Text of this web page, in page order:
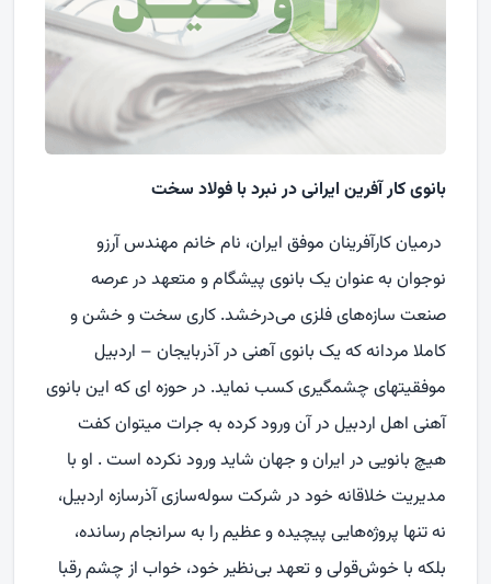
بانوی کار آفرین ایرانی در نبرد با فولاد سخت
درمیان کارآفرینان موفق ایران، نام خانم مهندس آرزو
نوجوان به عنوان یک بانوی پیشگام و متعهد در عرصه
صنعت سازه‌های فلزی می‌درخشد. کاری سخت و خشن و
کاملا مردانه که یک بانوی آهنی در آذربایجان – اردبیل
موفقیتهای چشمگیری کسب نماید. در حوزه ای که این بانوی
آهنی اهل اردبیل در آن ورود کرده به جرات میتوان کفت
هیچ بانویی در ایران و جهان شاید ورود نکرده است . او با
مدیریت خلاقانه خود در شرکت سوله‌سازی آذرسازه اردبیل،
نه تنها پروژه‌هایی پیچیده و عظیم را به سرانجام رسانده،
بلکه با خوش‌قولی و تعهد بی‌نظیر خود، خواب از چشم رقبا